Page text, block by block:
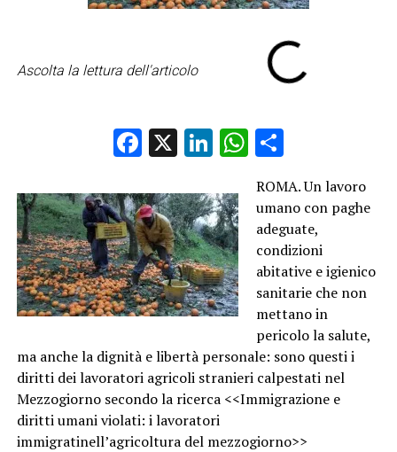
Ascolta la lettura dell'articolo
Facebook
X LinkedIn
WhatsApp
Condividi
ROMA. Un lavoro
umano con paghe
adeguate,
condizioni
abitative e igienico
sanitarie che non
mettano in
pericolo la salute,
ma anche la dignità e libertà personale: sono questi i
diritti dei lavoratori agricoli stranieri calpestati nel
Mezzogiorno secondo la ricerca <<Immigrazione e
diritti umani violati: i lavoratori
immigratinell’agricoltura del mezzogiorno>>